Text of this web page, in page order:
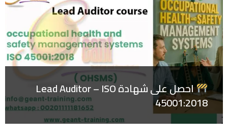
احصل على شهادة Lead Auditor – ISO
45001:2018